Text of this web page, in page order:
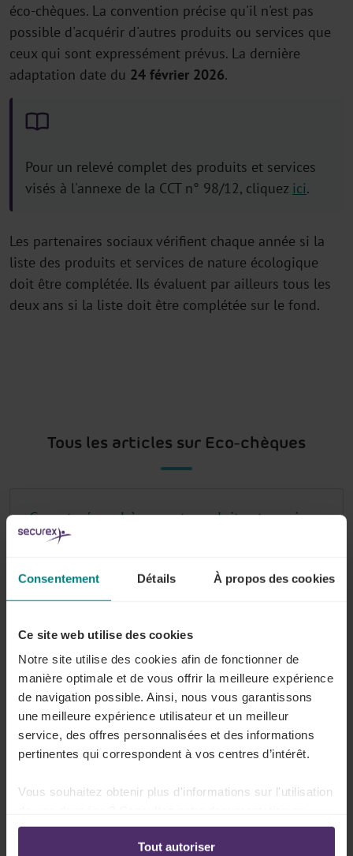
Consentement Détails À propos des cookies
Ce site web utilise des cookies
Notre site utilise des cookies afin de fonctionner de
manière optimale et de vous offrir la meilleure expérience
de navigation possible. Ainsi, nous vous garantissons
une meilleure expérience utilisateur et un meilleur
service, des offres personnalisées et des informations
pertinentes qui correspondent à vos centres d’intérêt.
Vous souhaitez obtenir plus d'informations sur l'utilisation
ligne:
Politique de confidentialité-Politique en matière
Tout autoriser
éco-chèques. La convention précise qu'il n'est pas
possible d'acquérir d'autres produits ou services que
ceux qui sont expressément prévus. La dernière
adaptation date du 24 février 2026.
Pour un relevé complet des produits et services
visés à l'annexe de la CCT n° 98/12, cliquez ici.
Les partenaires sociaux vérifient chaque année si la
liste des produits et services de nature écologique
doit être complétée. Ils évaluent par ailleurs tous les
deux ans si la liste doit être complétée sur le fond.
Tous les articles sur Eco-chèques
Compte éco-chèques et produits et services
"verts"
doivent-ils obligatoirement recevoir ?
Lire plus
Conditions pour bénéficier de l'exonération